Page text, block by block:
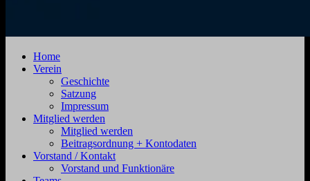
Zehdenick
Jahnstraße
Zehdenick
Home
Verein
Geschichte
Satzung
Impressum
Mitglied werden
Mitglied werden
Beitragsordnung + Kontodaten
Vorstand / Kontakt
Vorstand und Funktionäre